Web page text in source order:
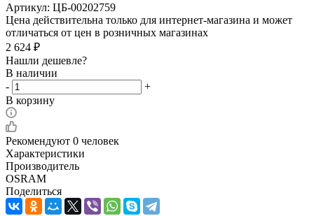
Артикул: ЦБ-00202759
Цена действительна только для интернет-магазина и может
отличаться от цен в розничных магазинах
2 624 ₽
Нашли дешевле?
В наличии
-
+
В корзину
Рекомендуют 0 человек
Характеристики
Производитель
OSRAM
Поделиться